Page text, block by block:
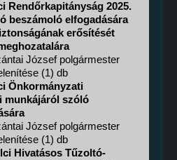
Rendőrkapitányság 2025.
beszámoló elfogadására
erősítését
József polgármester
(1) db
Önkormányzati
munkájáról szóló
József polgármester
(1) db
Hivatásos Tűzoltó-